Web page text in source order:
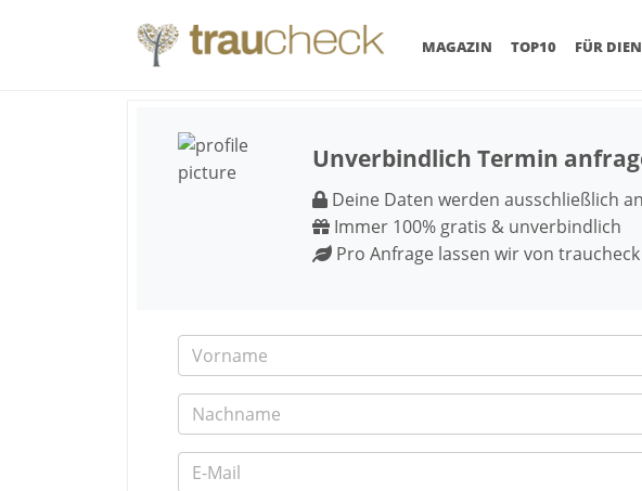
MAGAZIN (CURRENT)
TOP10 FÜR
Unverbindlich Termin
Deine Daten werden ausschließlich
Immer 100% gratis & unverbindlich
Pro Anfrage lassen wir von